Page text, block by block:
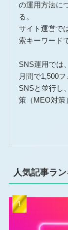
の運用方法に
る。
サイト運営で
索キーワード
SNS運用では
月間で1,500
SNSと並行し
策（MEO対策
人気記事ラ